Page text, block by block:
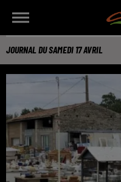
JOURNAL DU SAMEDI 17 AVRIL